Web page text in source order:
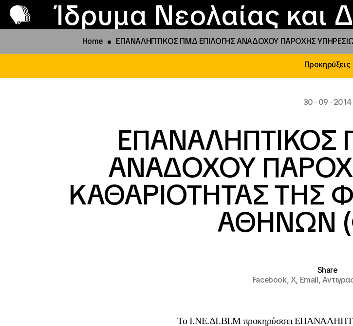
Ίδρυμα Νεολαίας και
Το
ΠρογράμματαΝέα
Home ΕΠΑΝΑΛΗΠΤΙΚΟΣ ΠΜΔ ΕΠΙΛΟΓΗΣ ΑΝΑΔΟΧΟΥ ΠΑΡΟΧΗΣ
Προκηρύξεις
30 · 09 · 2014
ΕΠΑΝΑΛΗΠΤΙΚΟΣ
ΑΝΑΔΟΧΟΥ
ΚΑΘΑΡΙΟΤΗΤΑΣ ΤΗΣ
ΑΘΗΝΩΝ
Share
Facebook,X, Email,
Το Ι.ΝΕ.ΔΙ.ΒΙ.Μ προκηρύσσει